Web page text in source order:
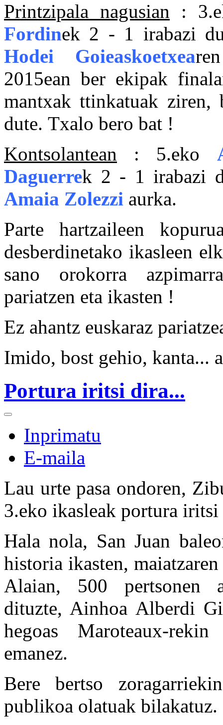
Printzipala nagusian :
Fordinek 2 - 1 irabazi
Hodei Goieaskoetxea
2015ean ber ekipak
mantxak ttinkatuak ziren,
dute. Txalo bero bat !
Kontsolantean : 5.eko
Daguerrek 2 - 1 irabazi
Amaia Zolezzi aurka.
Parte hartzaileen
desberdinetako ikasleen
sano orokorra
pariatzen eta ikasten !
Ez ahantz euskaraz
Imido, bost gehio, kanta...
Portura iritsi dira...
Inprimatu
E-maila
Lau urte pasa ondoren,
3.eko ikasleak portura
Hala nola, San Juan
historia ikasten,
Alaian, 500 pertsonen
dituzte, Ainhoa Alberdi
hegoas Maroteaux-
emanez.
Bere bertso
publikoa olatuak bilakatuz.